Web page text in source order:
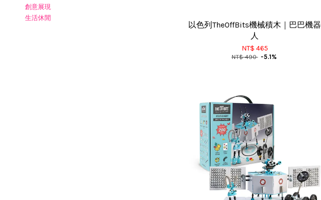
創意展現
生活休閒
以色列TheOffBits機械積木｜巴巴機器
人
NT$ 465
NT$ 490 -5.1%